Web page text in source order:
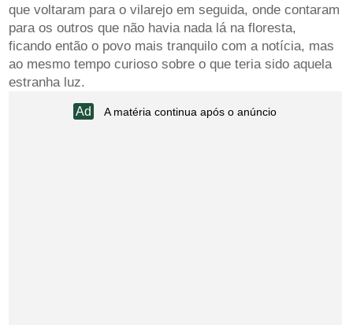
que voltaram para o vilarejo em seguida, onde contaram
para os outros que não havia nada lá na floresta,
ficando então o povo mais tranquilo com a notícia, mas
ao mesmo tempo curioso sobre o que teria sido aquela
estranha luz.
A matéria continua após o anúncio